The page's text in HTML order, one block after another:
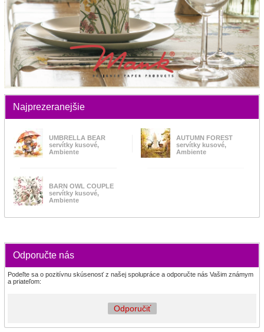
Najprezeranejšie
UMBRELLA BEAR
servítky kusové,
Ambiente
AUTUMN FOREST
servítky kusové,
Ambiente
BARN OWL COUPLE
servítky kusové,
Ambiente
Odporučte nás
Podeľte sa o pozitívnu skúsenosť z našej spolupráce a odporučte nás Vašim známym
a priateľom:
Odporučiť